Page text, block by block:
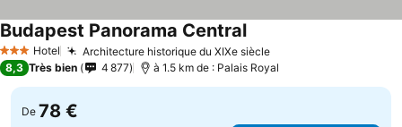
3 ÉtoilesHotel Architecture historique du XIXe siècle
Budapest Panorama Central
8,3 Très bien 4 877 à 1.5 km de : Palais Royal
De 78 €